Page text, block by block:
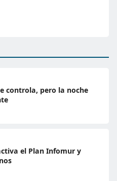
controla, pero la noche
el Plan Infomur y